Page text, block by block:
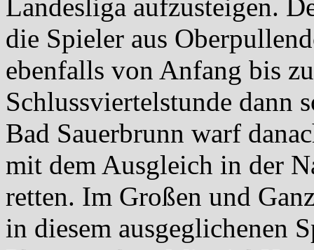
Landesliga aufzusteigen.
die Spieler aus
ebenfalls von Anfang bis
Schlussviertelstunde dann
Bad Sauerbrunn warf
mit dem Ausgleich in der
retten. Im Großen und
in diesem ausgeglichenen